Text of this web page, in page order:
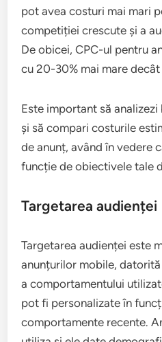
pot avea costuri mai mari
competiției crescute și a
De obicei, CPC-ul pentru
cu 20-30% mai mare
Este important să
și să compari costurile
de anunț, având în vedere
funcție de obiectivele tale
Targetarea audienței
Targetarea audienței este
anunțurilor mobile,
a comportamentului
pot fi personalizate în
comportamente recente.